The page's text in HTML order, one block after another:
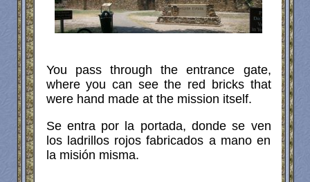
You pass through the entrance gate,
where you can see the red bricks that
were hand made at the mission itself.
Se entra por la portada, donde se ven
los ladrillos rojos fabricados a mano en
la misión misma.